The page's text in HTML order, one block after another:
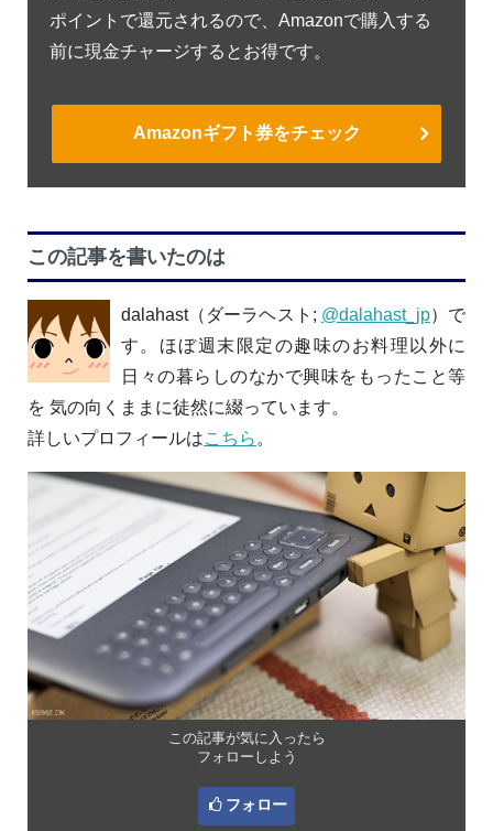
ポイントで還元されるので、Amazonで購入する
前に現金チャージするとお得です。
Amazonギフト券をチェック
この記事を書いたのは
dalahast（ダーラヘスト; @dalahast_jp）で
す。ほぼ週末限定の趣味のお料理以外に
日々の暮らしのなかで興味をもったこと等
を 気の向くままに徒然に綴っています。
詳しいプロフィールはこちら 。
この記事が気に入ったら
フォローしよう
フォロー